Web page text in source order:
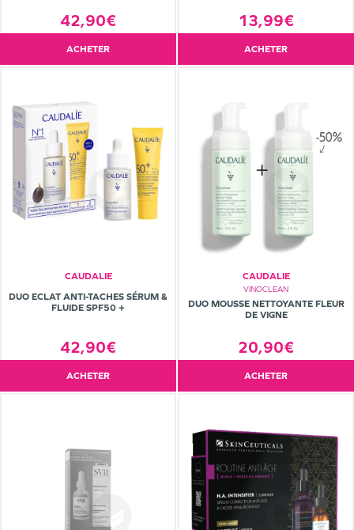
42,90€
ACHETER
13,99€
ACHETER
CAUDALIE
DUO ECLAT ANTI-TACHES SÉRUM &
FLUIDE SPF50 +
42,90€
ACHETER
CAUDALIE
VINOCLEAN
DUO MOUSSE NETTOYANTE FLEUR
DE VIGNE
20,90€
ACHETER